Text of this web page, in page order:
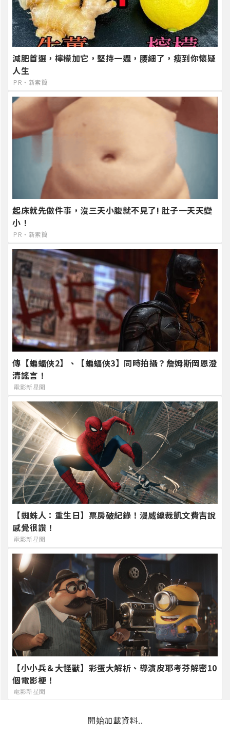
減肥首選，檸檬加它，堅持一週，腰細了，瘦到你懷疑
人生
PR・新素簡
起床就先做件事，沒三天小腹就不見了! 肚子一天天變
小！
PR・新素簡
傳【蝙蝠俠2】、【蝙蝠俠3】同時拍攝？詹姆斯岡恩澄
清謠言！
電影新星聞
【蜘蛛人：重生日】票房破紀錄！漫威總裁凱文費吉說
感覺很讚！
電影新星聞
【小小兵＆大怪獸】彩蛋大解析、導演皮耶考芬解密10
個電影梗！
電影新星聞
開始加載資料..